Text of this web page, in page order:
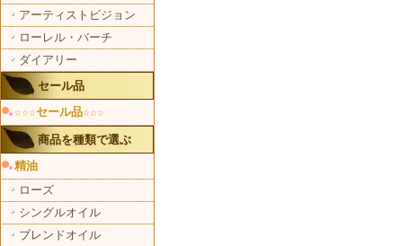
アーティストビジョン
ローレル・バーチ
ダイアリー
セール品
☆☆☆セール品☆☆☆
商品を種類で選ぶ
精油
ローズ
シングルオイル
ブレンドオイル